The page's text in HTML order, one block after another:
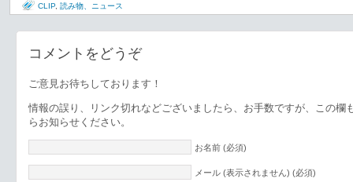
CLIP, 読み物、ニュース
コメントをどうぞ
ご意見お待ちしております！
情報の誤り、リンク切れなどございましたら、お手数ですが、この欄
らお知らせください。
お名前 (必須)
メール (表示されません) (必須)